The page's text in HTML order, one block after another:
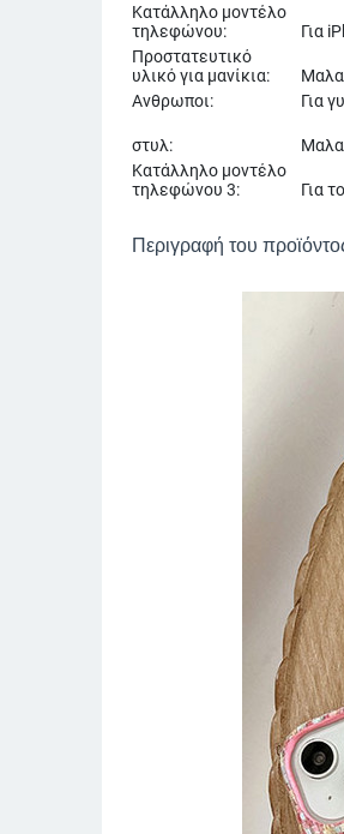
Κατάλληλο μοντέλο
τηλεφώνου:
Για
Προστατευτικό
υλικό για μανίκια:
Ανθρωποι:
Για
στυλ:
Κατάλληλο μοντέλο
τηλεφώνου 3:
Για
Περιγραφή του